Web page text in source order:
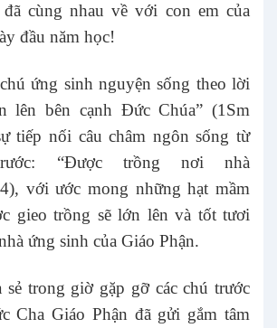
cùng nhau về với con em của
đầu năm học!
ứng sinh nguyện sống theo lời
lên bên cạnh Đức Chúa” (1Sm
tiếp nối câu châm ngôn sống từ
“Được trồng nơi nhà
với ước mong những hạt mầm
gieo trồng sẽ lớn lên và tốt tươi
ứng sinh của Giáo Phận.
sẻ trong giờ gặp gỡ các chú trước
Cha Giáo Phận đã gửi gắm tâm